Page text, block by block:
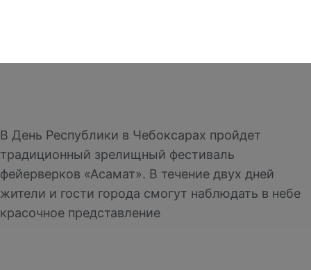
В День Республики в Чебоксарах пройдет
традиционный зрелищный фестиваль
фейерверков «Асамат». В течение двух дней
жители и гости города смогут наблюдать в небе
красочное представление